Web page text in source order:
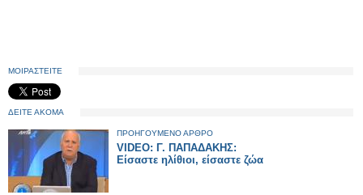
ΜΟΙΡΑΣΤΕΙΤΕ
ΔΕΙΤΕ ΑΚΟΜΑ
ΠΡΟΗΓΟΥΜΕΝΟ ΑΡΘΡΟ
VIDEO: Γ. ΠΑΠΑΔΑΚΗΣ:
Είσαστε ηλίθιοι, είσαστε ζώα